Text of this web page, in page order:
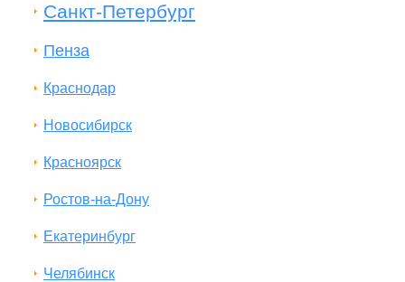
Санкт-Петербург
Пенза
Краснодар
Новосибирск
Красноярск
Ростов-на-Дону
Екатеринбург
Челябинск